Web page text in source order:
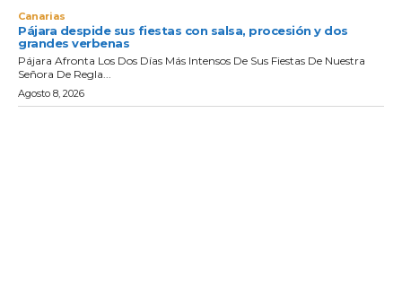
Canarias
Pájara despide sus fiestas con salsa, procesión y dos
grandes verbenas
Pájara Afronta Los Dos Días Más Intensos De Sus Fiestas De Nuestra
Señora De Regla...
Agosto 8, 2026